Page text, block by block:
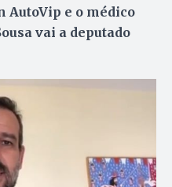
AutoVip e o médico
vai a deputado